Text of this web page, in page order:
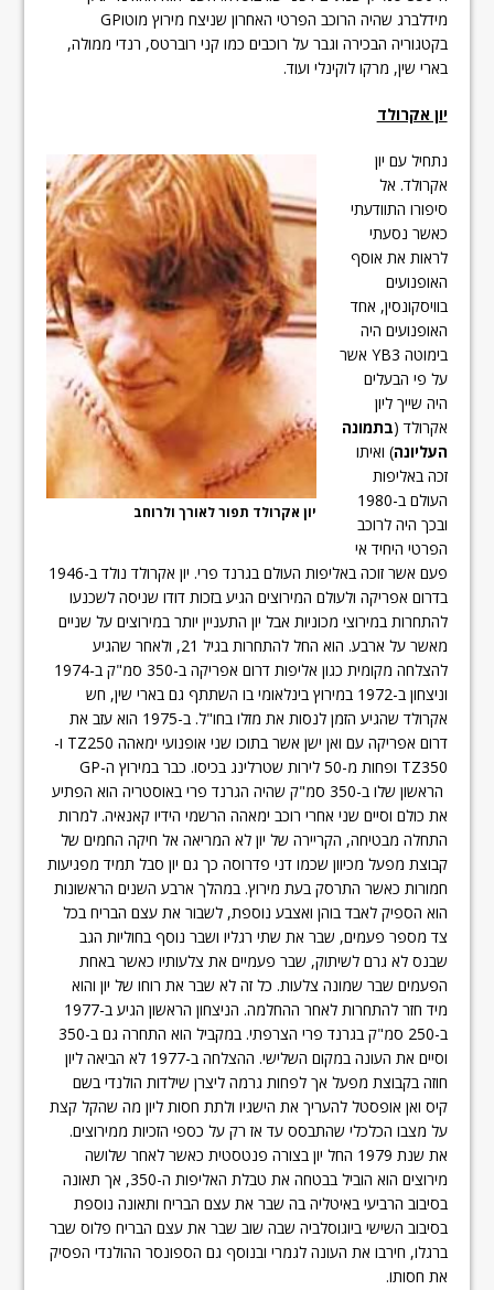
מידלברג שהיה הרוכב הפרטי האחרון שניצח מירוץ מוטוGP
בקטגוריה הבכירה וגבר על רוכבים כמו קני רוברטס, רנדי ממולה,
בארי שין, מרקו לוקינלי ועוד.
יון אקרולד
יון אקרולד תפור לאורך ולרוחב
נתחיל עם יון
אקרולד. אל
סיפורו התוודעתי
כאשר נסעתי
לראות את אוסף
האופנועים
בוויסקונסין, אחד
האופנועים היה
בימוטה YB3 אשר
על פי הבעלים
היה שייך ליון
אקרולד (בתמונה
העליונה) ואיתו
זכה באליפות
העולם ב-1980
ובכך היה לרוכב
הפרטי היחיד אי
פעם אשר זוכה באליפות העולם בגרנד פרי. יון אקרולד נולד ב-1946
בדרום אפריקה ולעולם המירוצים הגיע בזכות דודו שניסה לשכנעו
להתחרות במירוצי מכוניות אבל יון התעניין יותר במירוצים על שניים
מאשר על ארבע. הוא החל להתחרות בגיל 21, ולאחר שהגיע
להצלחה מקומית כגון אליפות דרום אפריקה ב-350 סמ"ק ב-1974
וניצחון ב-1972 במירוץ בינלאומי בו השתתף גם בארי שין, חש
אקרולד שהגיע הזמן לנסות את מזלו בחו"ל. ב-1975 הוא עזב את
דרום אפריקה עם ואן ישן אשר בתוכו שני אופנועי ימאהה TZ250 ו-
TZ350 ופחות מ-50 לירות שטרלינג בכיסו. כבר במירוץ ה-GP
הראשון שלו ב-350 סמ"ק שהיה הגרנד פרי באוסטריה הוא הפתיע
את כולם וסיים שני אחרי רוכב ימאהה הרשמי הידיו קאנאיה. למרות
התחלה מבטיחה, הקריירה של יון לא המריאה אל חיקה החמים של
קבוצת מפעל מכיוון שכמו דני פדרוסה כך גם יון סבל תמיד מפגיעות
חמורות כאשר התרסק בעת מירוץ. במהלך ארבע השנים הראשונות
הוא הספיק לאבד בוהן ואצבע נוספת, לשבור את עצם הבריח בכל
צד מספר פעמים, שבר את שתי רגליו ושבר נוסף בחוליות הגב
שבנס לא גרם לשיתוק, שבר פעמיים את צלעותיו כאשר באחת
הפעמים שבר שמונה צלעות. כל זה לא שבר את רוחו של יון והוא
מיד חזר להתחרות לאחר ההחלמה. הניצחון הראשון הגיע ב-1977
ב-250 סמ"ק בגרנד פרי הצרפתי. במקביל הוא התחרה גם ב-350
וסיים את העונה במקום השלישי. ההצלחה ב-1977 לא הביאה ליון
חוזה בקבוצת מפעל אך לפחות גרמה ליצרן שילדות הולנדי בשם
קיס ואן אופסטל להעריך את הישגיו ולתת חסות ליון מה שהקל קצת
על מצבו הכלכלי שהתבסס עד אז רק על כספי הזכיות ממירוצים.
את שנת 1979 החל יון בצורה פנטסטית כאשר לאחר שלושה
מירוצים הוא הוביל בבטחה את טבלת האליפות ה-350, אך תאונה
בסיבוב הרביעי באיטליה בה שבר את עצם הבריח ותאונה נוספת
בסיבוב השישי ביוגוסלביה שבה שוב שבר את עצם הבריח פלוס שבר
ברגלו, חירבו את העונה לגמרי ובנוסף גם הספונסר ההולנדי הפסיק
את חסותו.